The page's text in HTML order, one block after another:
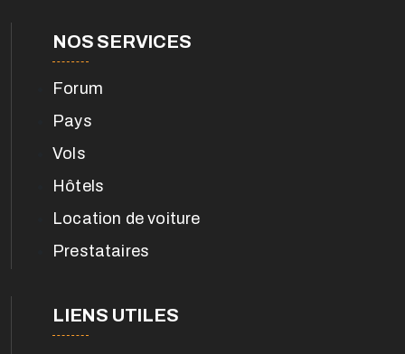
NOS SERVICES
Forum
Pays
Vols
Hôtels
Location de voiture
Prestataires
LIENS UTILES